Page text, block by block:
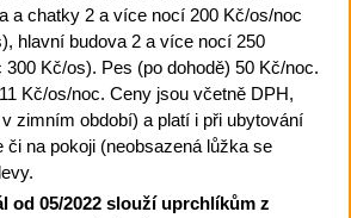
a chatky 2 a více nocí 200 Kč/os/noc
hlavní budova 2 a více nocí 250
300 Kč/os). Pes (po dohodě) 50 Kč/noc.
Kč/os/noc. Ceny jsou včetně DPH,
zimním období) a platí i při ubytování
či na pokoji (neobsazená lůžka se
od 05/2022 slouží uprchlíkům z